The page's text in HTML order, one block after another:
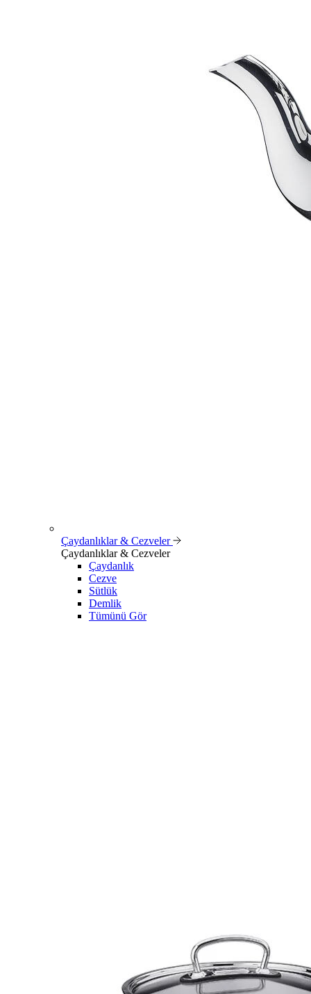
Çaydanlıklar & Cezveler
Çaydanlıklar & Cezveler
Çaydanlık
Cezve
Sütlük
Demlik
Tümünü Gör